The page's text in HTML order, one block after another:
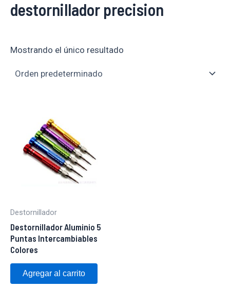
destornillador precision
Mostrando el único resultado
Destornillador
Destornillador Aluminio 5
Puntas Intercambiables
Colores
Agregar al carrito